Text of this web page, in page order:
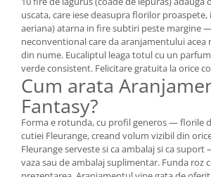
uscata, care iese deasupra florilor
aeriana) atarna in fire subtiri peste margine
neconventional care da aranjamentului acea
din nume. Eucaliptul leaga totul cu un
verde consistent. Felicitare gratuita la orice
Cum arata
Fantasy?
Forma e rotunda, cu profil generos — florile
cutiei Fleurange, creand volum vizibil din
Fleurange serveste si ca ambalaj si ca
vaza sau de ambalaj suplimentar. Funda roz